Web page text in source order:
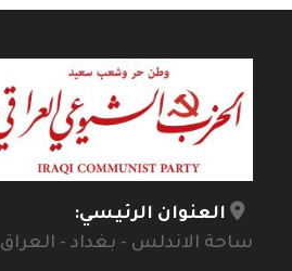
العنوان الرئيسي:
ساحة الاندلس - بغداد - العراق